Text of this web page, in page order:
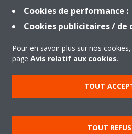
Produits
Solutions
À propos de Daikin
Cookies de performance :
Cookies publicitaires / de
Pour en savoir plus sur nos
page Avis relatif aux cookies.
TOUT
TOUT